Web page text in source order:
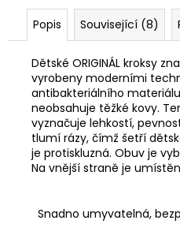
Popis Související (8)
Dětské ORIGINÁL kroksy
vyrobeny moderními
antibakteriálního
neobsahuje těžké kovy.
vyznačuje lehkostí,
tlumí rázy, čímž šetří
je protiskluzná. Obuv je
Na vnější straně je
Snadno umyvatelná,